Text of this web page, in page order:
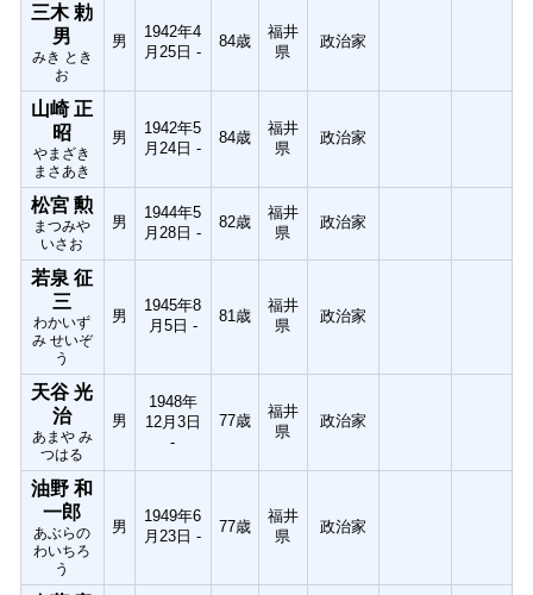
三木 勅
男
みき とき
お
男
1942年4
月25日 -
84歳
福井
県
政治家
山崎 正
昭
やまざき
まさあき
男
1942年5
月24日 -
84歳
福井
県
政治家
松宮 勲
まつみや
いさお
男
1944年5
月28日 -
82歳
福井
県
政治家
若泉 征
三
わかいず
み せいぞ
う
男
1945年8
月5日 -
81歳
福井
県
政治家
天谷 光
治
あまや み
つはる
男
1948年
12月3日
-
77歳
福井
県
政治家
油野 和
一郎
あぶらの
わいちろ
う
男
1949年6
月23日 -
77歳
福井
県
政治家